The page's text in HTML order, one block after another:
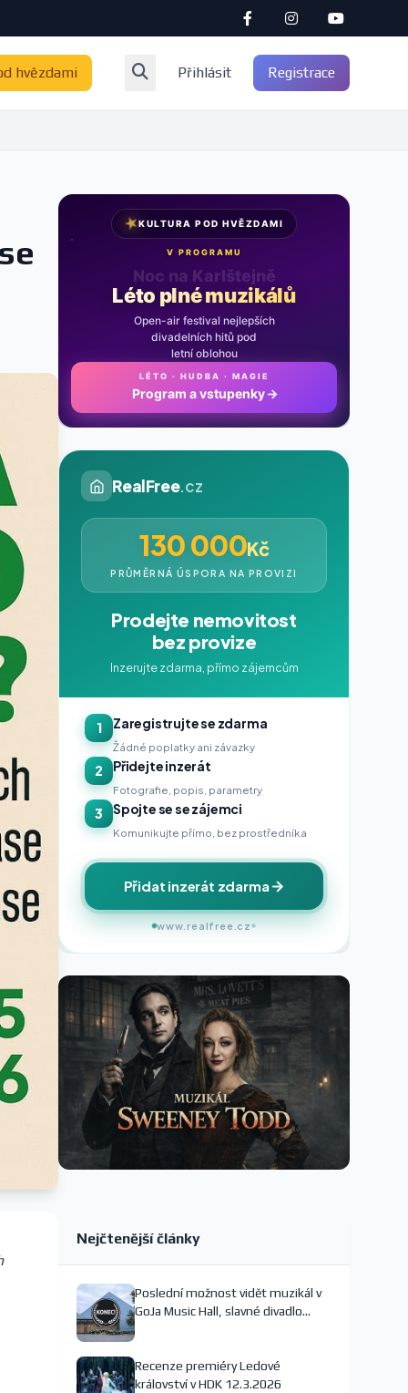
hvězdami Přihlásit Registrace
★KULTURA POD HVĚZDAMI
V PROGRAMU
Noc na Karlštejně
Léto plné muzikálů
Open-air festival nejlepších
divadelních hitů pod
letní oblohou
LÉTO · HUDBA · MAGIE
Program a vstupenky→
RealFree.cz
130 000Kč
PRŮMĚRNÁ ÚSPORA NA PROVIZI
Prodejte nemovitost
bez provize
Inzerujte zdarma, přímo zájemcům
1 Zaregistrujte se zdarma
Žádné poplatky ani závazky
2 Přidejte inzerát
Fotografie, popis, parametry
3 Spojte se se zájemci
Komunikujte přímo, bez prostředníka
Přidat inzerát zdarma
www.realfree.cz
Nejčtenější články
Poslední možnost vidět muzikál v
GoJa Music Hall, slavné divadlo
Recenze premiéry Ledové
království v HDK 12.3.2026